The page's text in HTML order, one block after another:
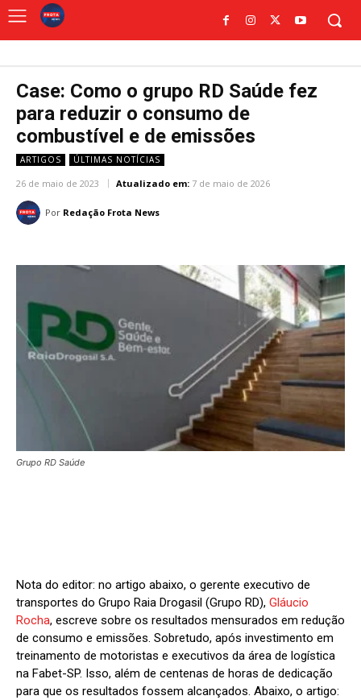
Case: Como o grupo RD Saúde fez
para reduzir o consumo de
combustível e de emissões
ARTIGOS ÚLTIMAS NOTÍCIAS
26 de maio de 2023 Atualizado em: 7 de maio de 2026
Por Redação Frota News
Grupo RD Saúde
Nota do editor: no artigo abaixo, o gerente executivo de
transportes do Grupo Raia Drogasil (Grupo RD), Gláucio
Rocha, escreve sobre os resultados mensurados em redução
de consumo e emissões. Sobretudo, após investimento em
treinamento de motoristas e executivos da área de logística
na Fabet-SP. Isso, além de centenas de horas de dedicação
para que os resultados fossem alcançados. Abaixo, o artigo: